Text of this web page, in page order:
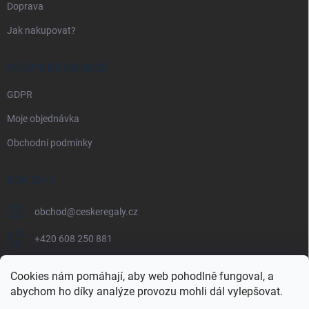
Cookies nám pomáhají, aby web pohodlně fungoval, a
abychom ho díky analýze provozu mohli dál vylepšovat.
Doprava
Jak nakupovat?
PRÁVNÍ INFORMACE
GDPR
Moje objednávka
Obchodní podmínky
KONTAKT
obchod@ceskeregaly.cz
+420 608 250 881